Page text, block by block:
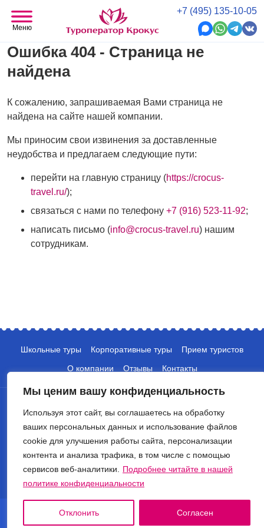
Мы ценим вашу конфиденциальность
Используя этот сайт, вы соглашаетесь на обработку
ваших персональных данных и использование файлов
cookie для улучшения работы сайта, персонализации
контента и анализа трафика, в том числе с помощью
сервисов веб-аналитики.
Подробнее читайте в нашей
политике конфиденциальности
Отклонить Согласен
+7 (495) 135-10-05
Меню
Ошибка 404 - Страница не
найдена
К сожалению, запрашиваемая Вами страница не
найдена на сайте нашей компании.
Мы приносим свои извинения за доставленные
неудобства и предлагаем следующие пути:
перейти на главную страницу (https://crocus-
travel.ru/);
связаться с нами по телефону +7 (916) 523-11-92;
написать письмо (info@crocus-travel.ru) нашим
сотрудникам.
Школьные туры Корпоративные туры
Прием туристов
О компании
Отзывы Контакты
+7 (495) 135-10-05
© 2026 Туроператор Крокус. Все права защищены.
Политика обработки персональных данных